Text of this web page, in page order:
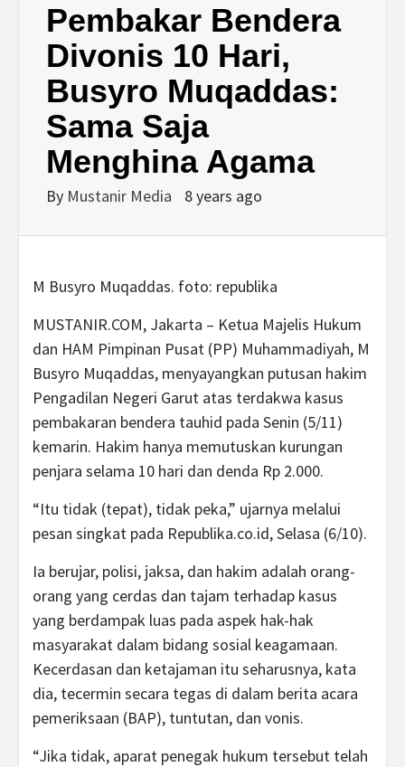
Pembakar Bendera
Divonis 10 Hari,
Busyro Muqaddas:
Sama Saja
Menghina Agama
By Mustanir Media 8 years ago
M Busyro Muqaddas. foto: republika
MUSTANIR.COM, Jakarta – Ketua Majelis Hukum
dan HAM Pimpinan Pusat (PP) Muhammadiyah, M
Busyro Muqaddas, menyayangkan putusan hakim
Pengadilan Negeri Garut atas terdakwa kasus
pembakaran bendera tauhid pada Senin (5/11)
kemarin. Hakim hanya memutuskan kurungan
penjara selama 10 hari dan denda Rp 2.000.
“Itu tidak (tepat), tidak peka,” ujarnya melalui
pesan singkat pada Republika.co.id, Selasa (6/10).
Ia berujar, polisi, jaksa, dan hakim adalah orang-
orang yang cerdas dan tajam terhadap kasus
yang berdampak luas pada aspek hak-hak
masyarakat dalam bidang sosial keagamaan.
Kecerdasan dan ketajaman itu seharusnya, kata
dia, tecermin secara tegas di dalam berita acara
pemeriksaan (BAP), tuntutan, dan vonis.
“Jika tidak, aparat penegak hukum tersebut telah